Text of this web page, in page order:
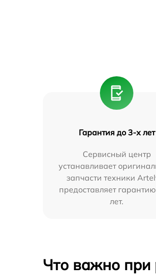
Гарантия до 3-х лет
Сервисный центр
устанавливает
запчасти техники
предоставляет
лет.
Что важно при